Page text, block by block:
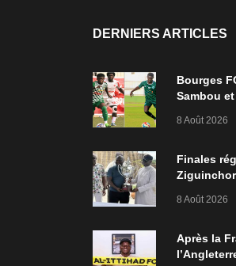
DERNIERS ARTICLES
Bourges
Sambou
Maguette
8 Août 2026
Finales
hauteur de
8 Août 2026
Après la